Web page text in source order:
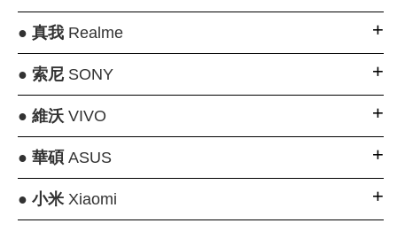
● 真我Realme
● 索尼SONY
● 維沃VIVO
● 華碩 ASUS
● 小米Xiaomi